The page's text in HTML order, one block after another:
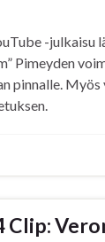
-julkaisu
Pimeyden
pinnalle.
Clip: